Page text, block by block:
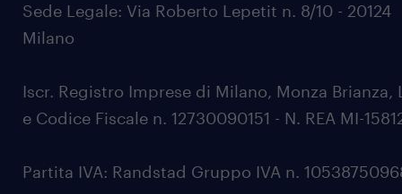
Sede Legale: Via Roberto Lepetit n. 8/10 - 20124
Milano
Iscr. Registro Imprese di Milano, Monza Brianza,
e Codice Fiscale n. 12730090151 - N. REA MI-
Partita IVA: Randstad Gruppo IVA n.